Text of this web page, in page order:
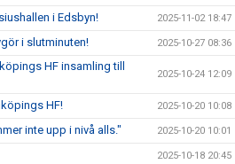
i Edsbyn! 2025-11-02 18:47
i slutminuten! 2025-10-27 08:36
HF insamling till
2025-10-24 12:09
HF! 2025-10-20 10:08
inte upp i nivå alls." 2025-10-20 10:01
2025-10-18 20:45